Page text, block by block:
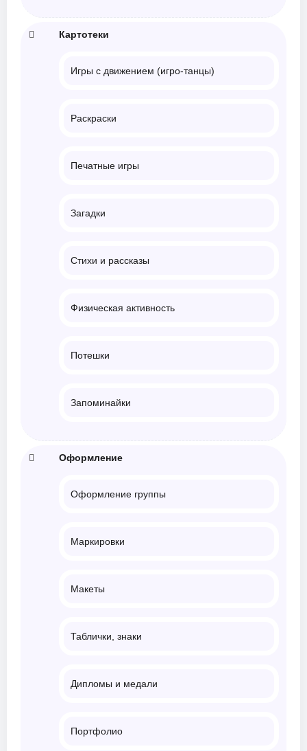
Картотеки
Игры с движением (игро-танцы)
Раскраски
Печатные игры
Загадки
Стихи и рассказы
Физическая активность
Потешки
Запоминайки
Оформление
Оформление группы
Маркировки
Макеты
Таблички, знаки
Дипломы и медали
Портфолио